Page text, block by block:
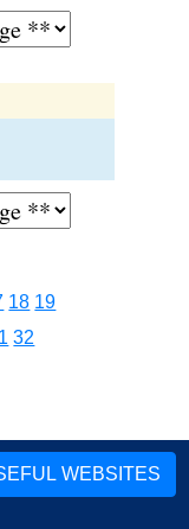
18 19
32
WEBSITES